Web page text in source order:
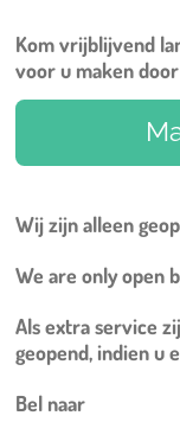
Kom vrijblijvend
voor u maken
Wij zijn alleen
We are only open
Als extra service
geopend, indien u
Bel naar